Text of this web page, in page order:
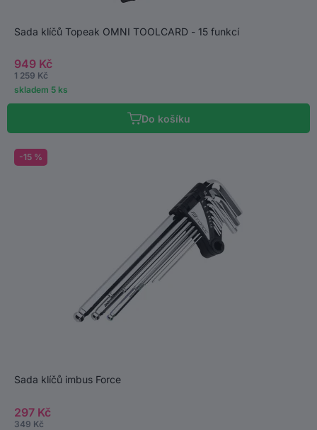
Do košíku
Sada klíčů Topeak OMNI TOOLCARD - 15 funkcí
949 Kč
1 259 Kč
skladem 5 ks
-15 %
Sada klíčů imbus Force
297 Kč
349 Kč